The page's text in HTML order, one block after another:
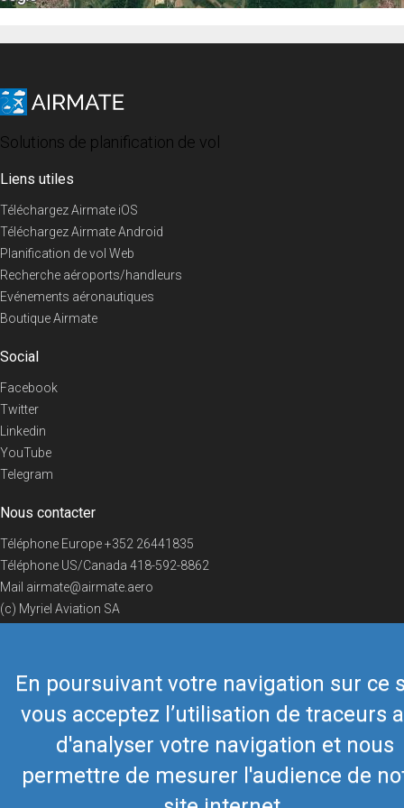
En poursuivant votre navigation sur ce
vous acceptez l’utilisation de traceurs
d'analyser votre navigation et nous
permettre de mesurer l'audience de
Solutions de planification de vol
Liens utiles
Téléchargez Airmate iOS
Téléchargez Airmate Android
Planification de vol Web
Recherche aéroports/handleurs
Evénements aéronautiques
Boutique Airmate
Social
Facebook
Twitter
Linkedin
YouTube
Telegram
Nous contacter
Téléphone Europe+352 26441835
Téléphone US/Canada 418-592-8862
Mail airmate@airmate.aero
(c) Myriel Aviation SA
© 2019 Airmate -Conditions d'utilisation- Vie privée Back to top